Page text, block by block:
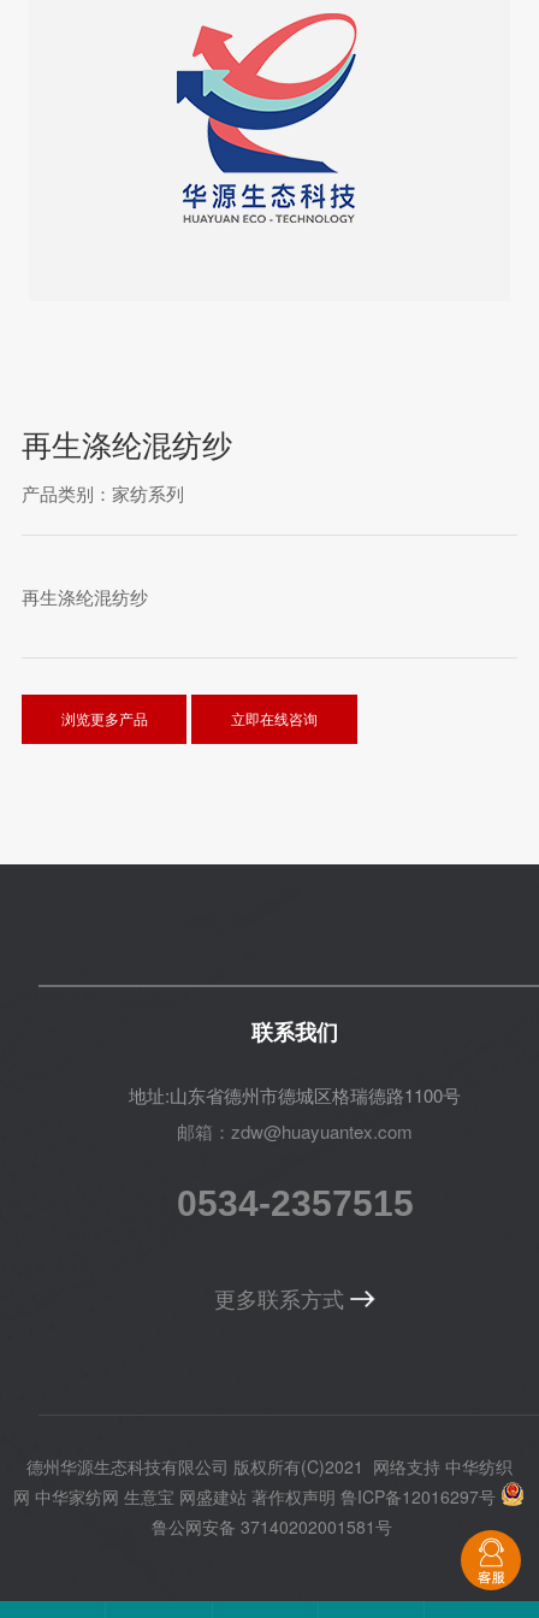
再生涤纶混纺纱
产品类别：家纺系列
再生涤纶混纺纱
浏览更多产品 立即在线咨询
联系我们
地址:山东省德州市德城区格瑞德路1100号
邮箱：zdw@huayuantex.com
0534-2357515
更多联系方式
德州华源生态科技有限公司 版权所有(C)2021 网络支持 中华纺织
网 中华家纺网 生意宝 网盛建站 著作权声明 鲁ICP备12016297号
鲁公网安备 37140202001581号